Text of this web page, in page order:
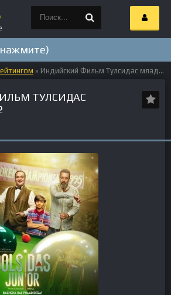
» Индийский Фильм Тулсидас младший 2022
ТУЛСИДАС